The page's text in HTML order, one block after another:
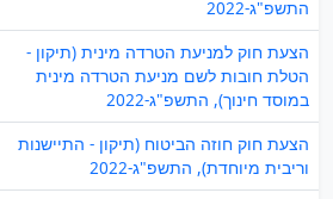
התשפ"ג-2022
הצעת חוק למניעת הטרדה מינית (תיקון -
הטלת חובות לשם מניעת הטרדה מינית
במוסד חינוך), התשפ"ג-2022
הצעת חוק חוזה הביטוח (תיקון - התיישנות
וריבית מיוחדת), התשפ"ג-2022